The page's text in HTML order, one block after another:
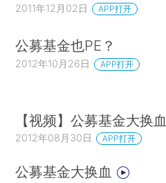
2011年12月02日 APP打开
公募基金也PE？
2012年10月26日 APP打开
【视频】公募基金大换血
2012年08月30日 APP打开
公募基金大换血